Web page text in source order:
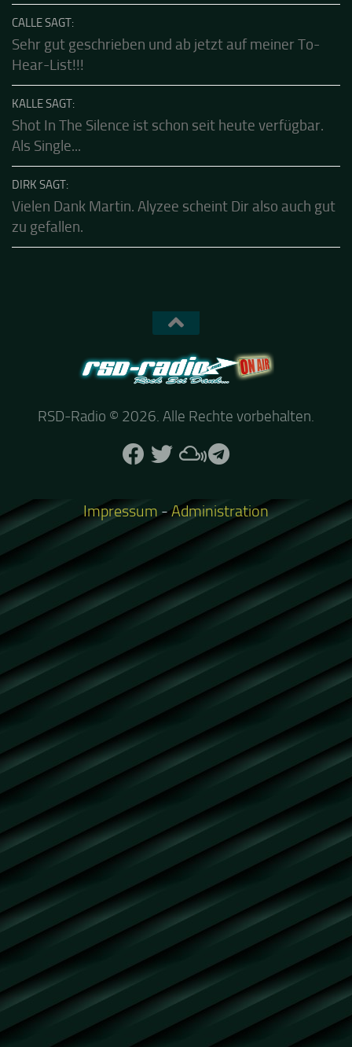
CALLE SAGT:
Sehr gut geschrieben und ab jetzt auf meiner To-
Hear-List!!!
KALLE SAGT:
Shot In The Silence ist schon seit heute verfügbar.
Als Single...
DIRK SAGT:
Vielen Dank Martin. Alyzee scheint Dir also auch gut
zu gefallen.
RSD-Radio © 2026. Alle Rechte vorbehalten.
Impressum-Administration